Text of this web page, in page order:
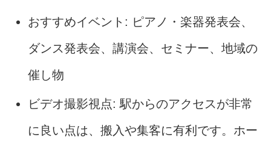
おすすめイベント: ピアノ・楽器発表会、
ダンス発表会、講演会、セミナー、地域の
催し物
ビデオ撮影視点: 駅からのアクセスが非常
に良い点は、搬入や集客に有利です。ホー